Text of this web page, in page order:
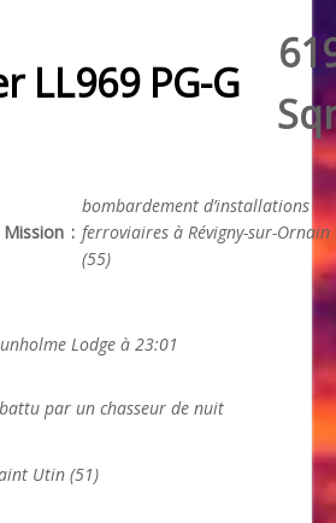
LL969 PG-G
Mission :
bombardement d’installations
ferroviaires à Révigny-sur-Ornain
(55)
Lodge à 23:01
par un chasseur de nuit
Utin (51)